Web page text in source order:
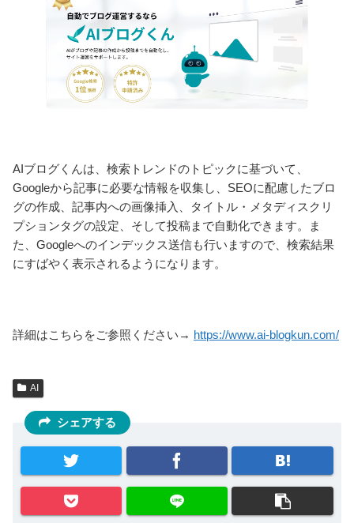
AIブログくんは、検索トレンドのトピックに基づいて、
Googleから記事に必要な情報を収集し、SEOに配慮したブロ
グの作成、記事内への画像挿入、タイトル・メタディスクリ
プションタグの設定、そして投稿まで自動化できます。ま
た、Googleへのインデックス送信も行いますので、検索結果
にすばやく表示されるようになります。
詳細はこちらをご参照ください→ https://www.ai-blogkun.com/
AI
シェアする